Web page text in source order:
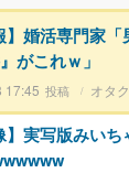
】婚活専門家
がこれｗ」
17:45 オタク
】実写版みい